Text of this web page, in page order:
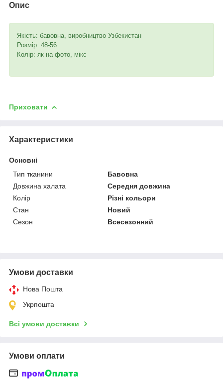
Опис
Якість: бавовна, виробництво Узбекистан
Розмір: 48-56
Колір: як на фото, мікс
Приховати
Характеристики
Основні
Тип тканини
Бавовна
Довжина халата
Середня довжина
Колір
Різні кольори
Стан
Новий
Сезон
Всесезонний
Умови доставки
Нова Пошта
Укрпошта
Всі умови доставки
Умови оплати